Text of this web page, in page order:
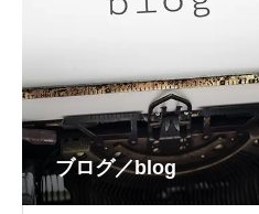
ブログ／blog